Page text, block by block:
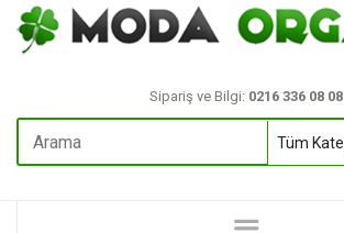
Sipariş ve Bilgi: 0216 336 08 08